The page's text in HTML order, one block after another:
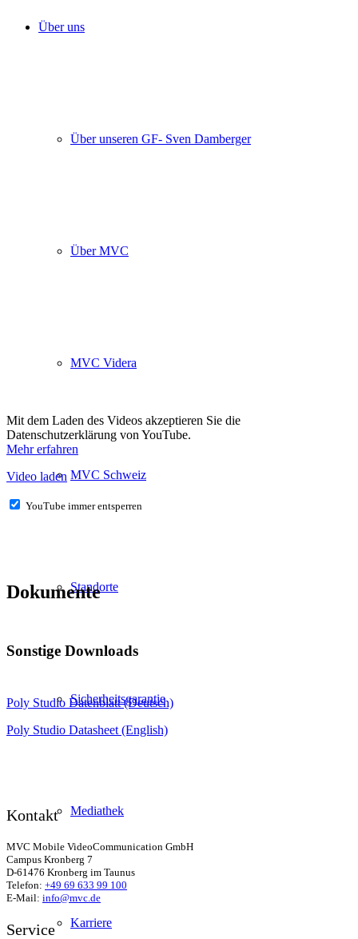
Über uns
Über unseren GF- Sven Damberger
Über MVC
MVC Videra
MVC Schweiz
Standorte
Sicherheitsgarantie
Mediathek
Karriere
Mit dem Laden des Videos akzeptieren Sie die
Datenschutzerklärung von YouTube.
Mehr erfahren
Video laden
YouTube immer entsperren
Dokumente
Sonstige Downloads
Poly Studio Datenblatt (Deutsch)
Poly Studio Datasheet (English)
Kontakt
MVC Mobile VideoCommunication GmbH
Campus Kronberg 7
D-61476 Kronberg im Taunus
Telefon: +49 69 633 99 100
E-Mail: info@mvc.de
Service